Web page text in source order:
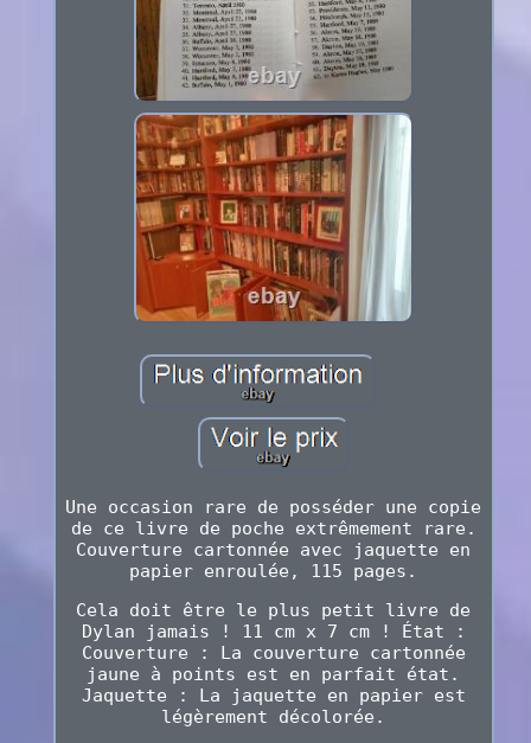
Une occasion rare de posséder une copie
de ce livre de poche extrêmement rare.
Couverture cartonnée avec jaquette en
papier enroulée, 115 pages.
Cela doit être le plus petit livre de
Dylan jamais ! 11 cm x 7 cm ! État :
Couverture : La couverture cartonnée
jaune à points est en parfait état.
Jaquette : La jaquette en papier est
légèrement décolorée.